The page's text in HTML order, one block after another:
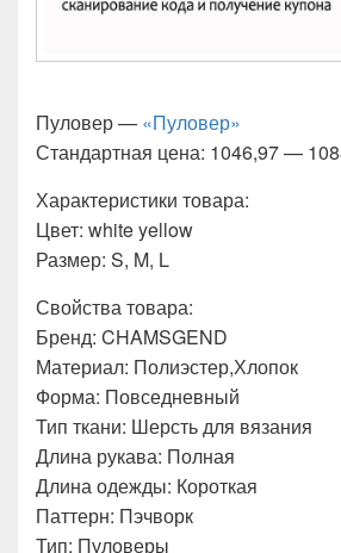
Пуловер — «Пуловер»
Стандартная цена: 1046,97 —
Характеристики товара:
Цвет: white yellow
Размер: S, M, L
Свойства товара:
Бренд: CHAMSGEND
Материал: Полиэстер,Хлопок
Форма: Повседневный
Тип ткани: Шерсть для вязания
Длина рукава: Полная
Длина одежды: Короткая
Паттерн: Пэчворк
Тип: Пуловеры